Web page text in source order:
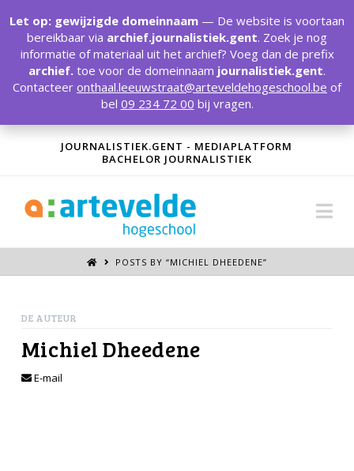
JOURNALISTIEK.GENT - MEDIAPLATFORM
BACHELOR JOURNALISTIEK
POSTS BY “MICHIEL DHEEDENE”
DE AUTEUR
Michiel Dheedene
E-mail
Let op: gewijzigde domeinnaam — De website is voortaan
bereikbaar via archief.journalistiek.gent. Zoek je nog
informatie of materiaal uit het archief? Voeg dan de prefix
archief. toe voor de domeinnaam journalistiek.gent.
Contacteer onthaal.leeuwstraat@arteveldehogeschool.be of
bel 09 234 72 00 bij vragen.